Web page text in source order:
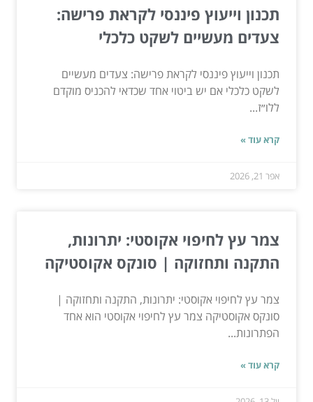
תכנון וייעוץ פיננסי לקראת פרישה:
צעדים מעשיים לשקט כלכלי
תכנון וייעוץ פיננסי לקראת פרישה: צעדים מעשיים
לשקט כלכלי אם יש ביטוי אחד שכדאי להכניס מוקדם
ללו״ז...
קרא עוד »
אפר 21, 2026
צמר עץ לחיפוי אקוסטי: יתרונות,
התקנה ותחזוקה | סונקס אקוסטיקה
צמר עץ לחיפוי אקוסטי: יתרונות, התקנה ותחזוקה |
סונקס אקוסטיקה צמר עץ לחיפוי אקוסטי הוא אחד
הפתרונות...
קרא עוד »